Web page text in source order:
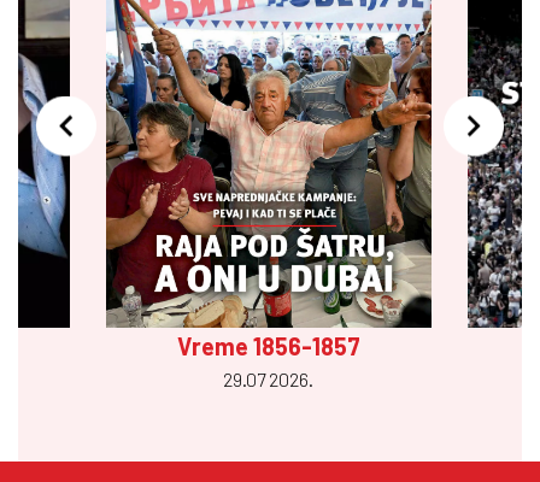
Vreme 1856-1857
29.07 2026.